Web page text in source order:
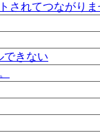
されてつながり
できない